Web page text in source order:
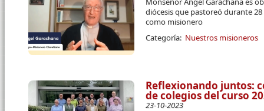
diócesis que pastoreó durante
como misionero
Categoría: Nuestros misioneros
Reflexionando juntos:
de colegios del curso
23-10-2023